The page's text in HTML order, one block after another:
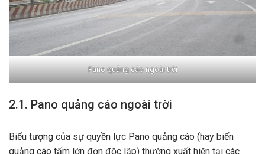
Pano quảng cáo ngoài trời
2.1. Pano quảng cáo ngoài trời
Biểu tượng của sự quyền lực Pano quảng cáo (hay biển
quảng cáo tấm lớn đơn độc lập) thường xuất hiện tại các